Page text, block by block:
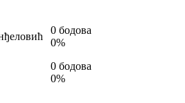
0 бодова
0%
0 бодова
0%